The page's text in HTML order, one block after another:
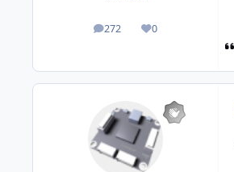
272
posts 0
Reputation